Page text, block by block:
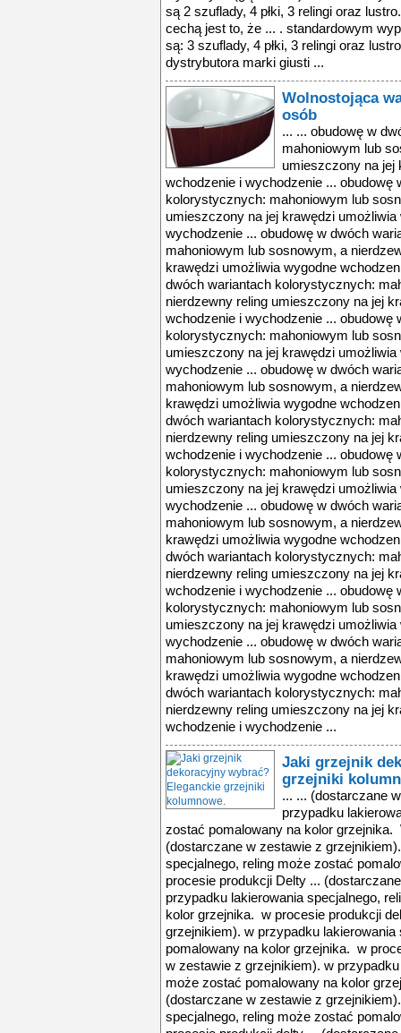
są 2 szuflady, 4 płki, 3 relingi oraz
cechą jest to, że ... . standardowym
są: 3 szuflady, 4 płki, 3 relingi oraz
dystrybutora marki giusti ...
Wolnostojąca
osób
... ... obudowę w
mahoniowym lub
umieszczony na jej
wchodzenie i wychodzenie ... obudowę
kolorystycznych: mahoniowym lub
umieszczony na jej krawędzi
wychodzenie ... obudowę w dwóch
mahoniowym lub sosnowym, a
krawędzi umożliwia wygodne
dwóch wariantach kolorystycznych:
nierdzewny reling umieszczony na jej
wchodzenie i wychodzenie ... obudowę
kolorystycznych: mahoniowym lub
umieszczony na jej krawędzi
wychodzenie ... obudowę w dwóch
mahoniowym lub sosnowym, a
krawędzi umożliwia wygodne
dwóch wariantach kolorystycznych:
nierdzewny reling umieszczony na jej
wchodzenie i wychodzenie ... obudowę
kolorystycznych: mahoniowym lub
umieszczony na jej krawędzi
wychodzenie ... obudowę w dwóch
mahoniowym lub sosnowym, a
krawędzi umożliwia wygodne
dwóch wariantach kolorystycznych:
nierdzewny reling umieszczony na jej
wchodzenie i wychodzenie ... obudowę
kolorystycznych: mahoniowym lub
umieszczony na jej krawędzi
wychodzenie ... obudowę w dwóch
mahoniowym lub sosnowym, a
krawędzi umożliwia wygodne
dwóch wariantach kolorystycznych:
nierdzewny reling umieszczony na jej
wchodzenie i wychodzenie ...
Jaki grzejnik
grzejniki
... ... (dostarczane
przypadku
zostać pomalowany na kolor
(dostarczane w zestawie z
specjalnego, reling może zostać
procesie produkcji Delty ...
przypadku lakierowania specjalnego,
kolor grzejnika. w procesie produkcji
grzejnikiem). w przypadku
pomalowany na kolor grzejnika. w
w zestawie z grzejnikiem). w
może zostać pomalowany na kolor
(dostarczane w zestawie z
specjalnego, reling może zostać